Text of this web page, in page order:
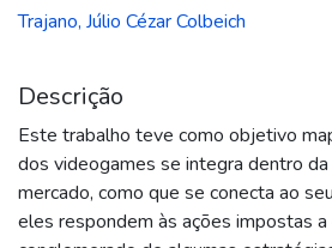
Trajano, Júlio Cézar Colbeich
Descrição
Este trabalho teve como objetivo
dos videogames se integra dentro
mercado, como que se conecta ao
eles respondem às ações impostas